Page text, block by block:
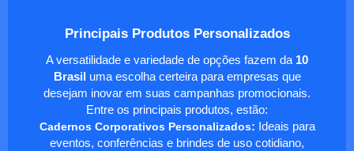
Principais Produtos Personalizados
A versatilidade e variedade de opções fazem da 10
Brasil uma escolha certeira para empresas que
desejam inovar em suas campanhas promocionais.
Entre os principais produtos, estão:
Cadernos Corporativos Personalizados: Ideais para
eventos, conferências e brindes de uso cotidiano,